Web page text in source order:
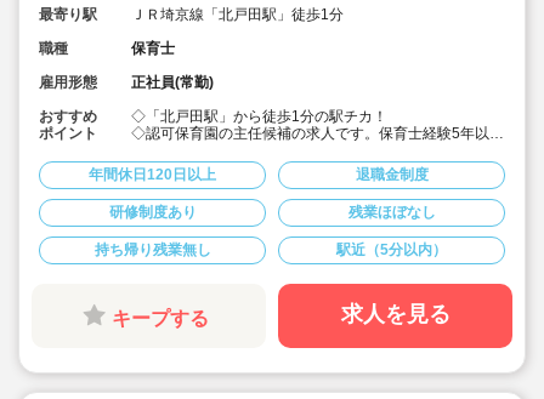
最寄り駅
ＪＲ埼京線「北戸田駅」徒歩1分
職種
保育士
雇用形態
正社員(常勤)
おすすめ
ポイント
◇「北戸田駅」から徒歩1分の駅チカ！
◇認可保育園の主任候補の求人です。保育士経験5年以上
◇月給292,000円?389,500円★経験を考慮して加算！賞
与3か月・残業は少なめと好条件です！
◇年間休日123日！有給休暇は入社2カ月後に3日、半年
後に13日付与☆役職についてもしっかりお休みが取れる
ので安心して働けます。
◇宿舎借上げ制度あり！初期費用・引っ越し費用補助も
あります♪借り上げ利用されない方には住宅手当て付与！
◇残業ゼロ推進 / 持ち帰り残業禁止 / 有給消化率も94.5%
◇各種手当てや社内割引など福利厚生が充実♪
◇多彩なキャリアアップ研修 / 年間100以上実施 / 万全の
年間休日120日以上 退職金制度
研修制度あり 残業ほぼなし
持ち帰り残業無し 駅近（5分以内）
キープする 求人を見る